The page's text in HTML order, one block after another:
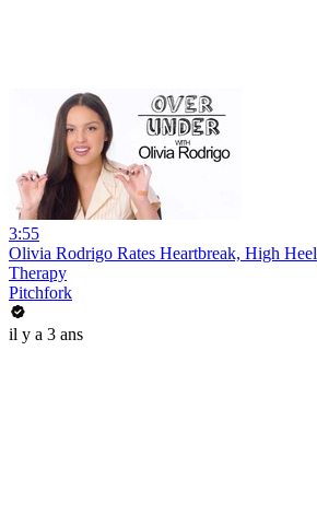
3:55
Olivia Rodrigo Rates Heartbreak, High
Therapy
Pitchfork
il y a 3 ans